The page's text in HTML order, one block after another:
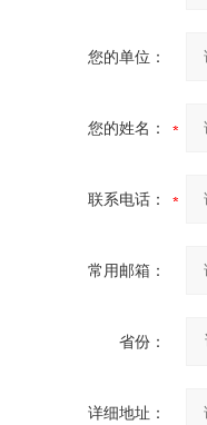
您的单位：
您的姓名：
联系电话：
常用邮箱：
省份：
详细地址：